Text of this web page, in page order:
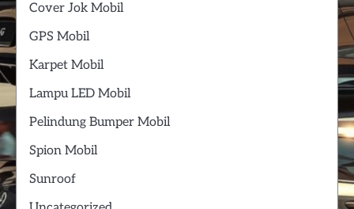
Cover Jok Mobil
GPS Mobil
Karpet Mobil
Lampu LED Mobil
Pelindung Bumper Mobil
Spion Mobil
Sunroof